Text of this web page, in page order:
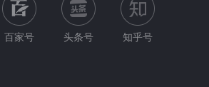
百家号 头条号 知乎号